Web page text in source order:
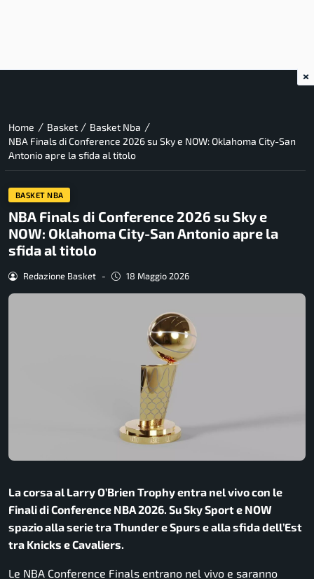
Home / Basket / Basket Nba /
NBA Finals di Conference 2026 su Sky e NOW: Oklahoma City-San
Antonio apre la sfida al titolo
BASKET NBA
NBA Finals di Conference 2026 su Sky e
NOW: Oklahoma City-San Antonio apre la
sfida al titolo
Redazione Basket - 18 Maggio 2026
La corsa al Larry O’Brien Trophy entra nel vivo con le
Finali di Conference NBA 2026. Su Sky Sport e NOW
spazio alla serie tra Thunder e Spurs e alla sfida dell’Est
tra Knicks e Cavaliers.
Le NBA Conference Finals entrano nel vivo e saranno
×